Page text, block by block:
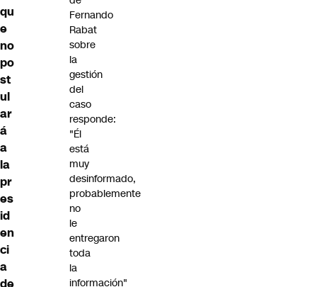
qu
e
no
po
st
ul
ar
á
a
la
pr
es
id
en
ci
a
de
Fernando
Rabat
sobre
la
gestión
del
caso
responde:
"Él
está
muy
desinformado,
probablemente
no
le
entregaron
toda
la
información"